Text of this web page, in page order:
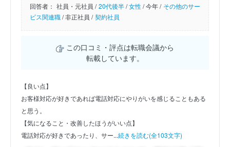
回答者： 社員・元社員 / 20代後半/女性/今年 / その他のサー
ビス関連職/非正社員 / 契約社員
この口コミ・評点は転職会議から
転載しています。
【良い点】
お客様対応が好きであれば電話対応にやりがいを感じることもある
と思う。
【気になること・改善したほうがいい点】
電話対応が好きであったり、サー...続きを読む(全103文字)